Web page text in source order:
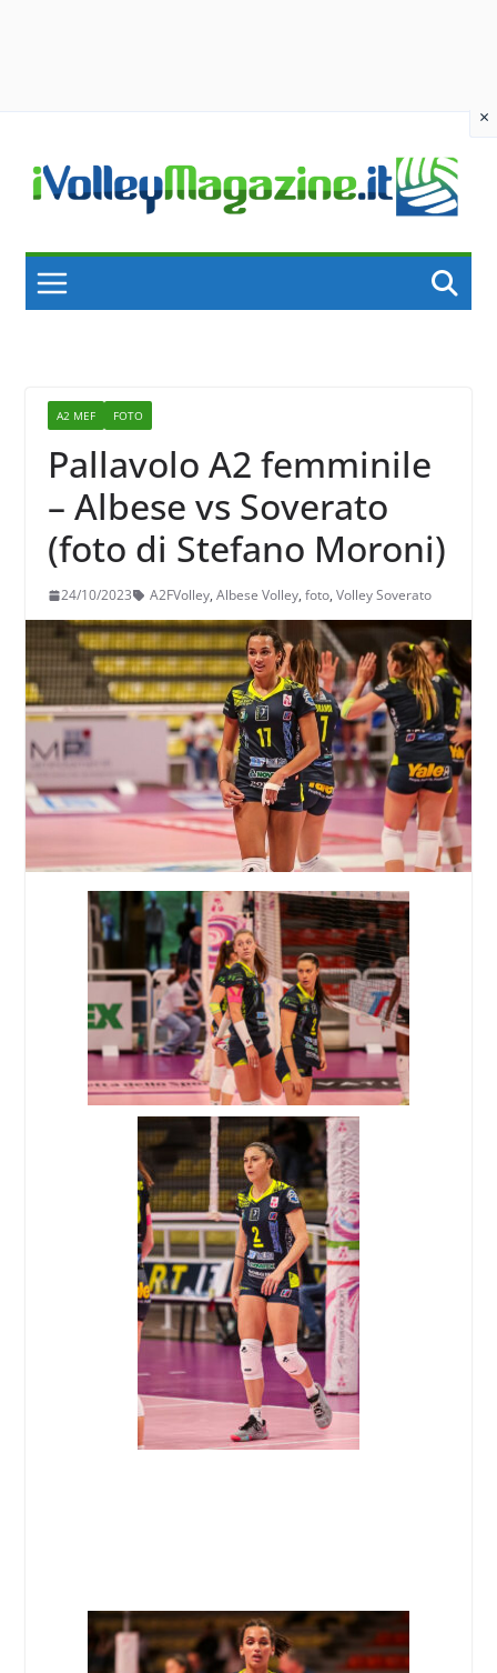
×
content
A2 MEF FOTO
Pallavolo A2 femminile
– Albese vs Soverato
(foto di Stefano Moroni)
24/10/2023 A2FVolley, Albese Volley, foto, Volley Soverato